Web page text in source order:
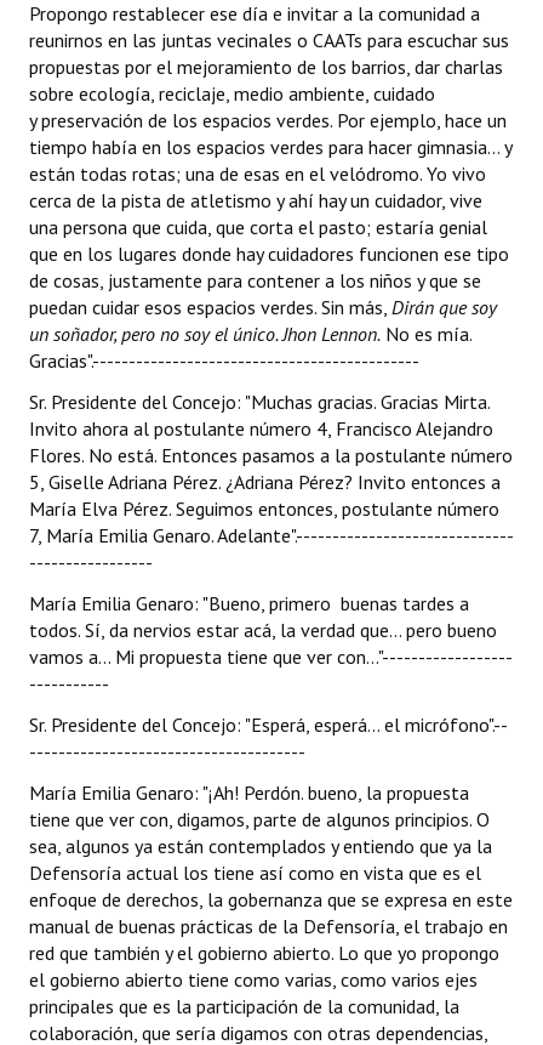
Propongo restablecer ese día e invitar a la comunidad a
reunirnos en las juntas vecinales o CAATs para escuchar sus
propuestas por el mejoramiento de los barrios, dar charlas
sobre ecología, reciclaje, medio ambiente, cuidado
y preservación de los espacios verdes. Por ejemplo, hace un
tiempo había en los espacios verdes para hacer gimnasia... y
están todas rotas; una de esas en el velódromo. Yo vivo
cerca de la pista de atletismo y ahí hay un cuidador, vive
una persona que cuida, que corta el pasto; estaría genial
que en los lugares donde hay cuidadores funcionen ese tipo
de cosas, justamente para contener a los niños y que se
puedan cuidar esos espacios verdes. Sin más, Dirán que soy
un soñador, pero no soy el único. Jhon Lennon. No es mía.
Gracias".---------------------------------------------
Sr. Presidente del Concejo: "Muchas gracias. Gracias Mirta.
Invito ahora al postulante número 4, Francisco Alejandro
Flores. No está. Entonces pasamos a la postulante número
5, Giselle Adriana Pérez. ¿Adriana Pérez? Invito entonces a
María Elva Pérez. Seguimos entonces, postulante número
7, María Emilia Genaro. Adelante".------------------------------
-----------------
María Emilia Genaro: "Bueno, primero buenas tardes a
todos. Sí, da nervios estar acá, la verdad que... pero bueno
vamos a... Mi propuesta tiene que ver con..."------------------
-----------
Sr. Presidente del Concejo: "Esperá, esperá... el micrófono".--
--------------------------------------
María Emilia Genaro: "¡Ah! Perdón. bueno, la propuesta
tiene que ver con, digamos, parte de algunos principios. O
sea, algunos ya están contemplados y entiendo que ya la
Defensoría actual los tiene así como en vista que es el
enfoque de derechos, la gobernanza que se expresa en este
manual de buenas prácticas de la Defensoría, el trabajo en
red que también y el gobierno abierto. Lo que yo propongo
el gobierno abierto tiene como varias, como varios ejes
principales que es la participación de la comunidad, la
colaboración, que sería digamos con otras dependencias,